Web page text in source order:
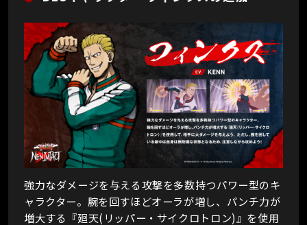
強力なダメージを与える攻撃を多数持つパワー型のキ
ャラクター。 腕を回すほどオーラが増し、パンチ力が
増大する『廻天(リッパー・サイクロトロン)』を使用